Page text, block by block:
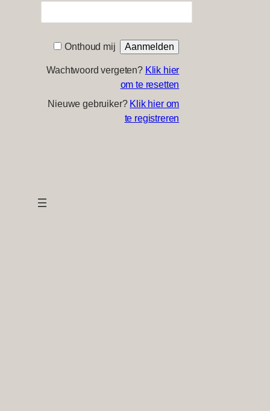
Onthoud mij
Wachtwoord vergeten? Klik hier
om te resetten
Nieuwe gebruiker? Klik hier om
te registreren